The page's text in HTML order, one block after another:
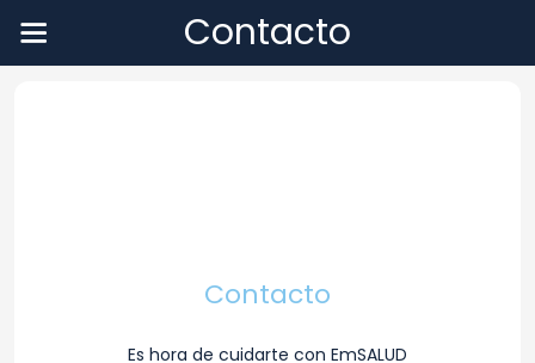
Contacto
Contacto
Es hora de cuidarte con EmSALUD